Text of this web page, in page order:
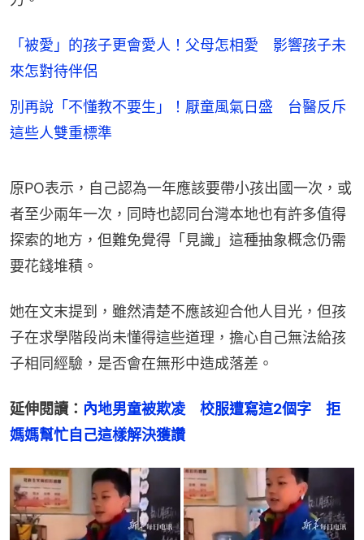
「被愛」的孩子更會愛人！父母怎相愛 影響孩子未
來怎對待伴侶
別再說「不懂教不要生」！厭童風氣日盛 台醫反斥
這些人雙重標準
原PO表示，自己認為一年應該要帶小孩出國一次，或
者至少兩年一次，同時也認同台灣本地也有許多值得
探索的地方，但難免覺得「見識」這種抽象概念仍需
要花錢堆積。
她在文末提到，雖然清楚不應該迎合他人目光，但孩
子在求學階段尚未懂得這些道理，擔心自己無法給孩
子相同經驗，是否會在無形中造成落差。
延伸閱讀： 內地男童被欺凌　校服遭寫這2個字　拒
媽媽幫忙自己這樣解決獲讚